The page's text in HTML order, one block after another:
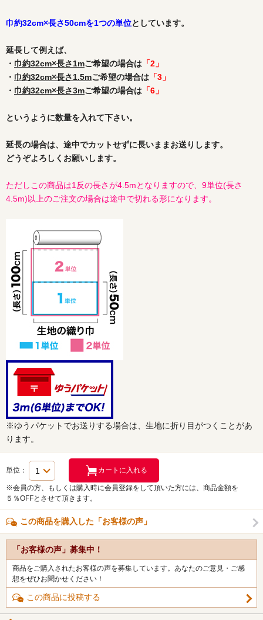
巾約32cm×長さ50cmを1つの単位としています。
延長して例えば、
・ 巾約32cm×長さ1mご希望の場合は 「2」
・ 巾約32cm×長さ1.5mご希望の場合は 「3」
・ 巾約32cm×長さ3mご希望の場合は 「6」
というように数量を入れて下さい。
延長の場合は、途中でカットせずに長いままお送りします。
どうぞよろしくお願いします。
ただしこの商品は1反の長さが4.5mとなりますので、9単位(長さ
4.5m)以上のご注文の場合は途中で切れる形になります。
※ゆうパケットでお送りする場合は、生地に折り目がつくことがあ
ります。
単位：
※会員の方、もしくは購入時に会員登録をして頂いた方には、商品金額を
５％OFFとさせて頂きます。
この商品を購入した「お客様の声」
「お客様の声」募集中！
商品をご購入されたお客様の声を募集しています。あなたのご意見・ご感
想をぜひお聞かせください！
この商品に投稿する